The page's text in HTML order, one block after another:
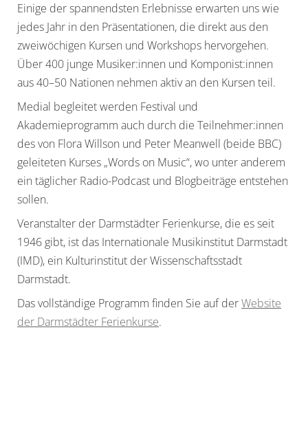
Einige der spannendsten Erlebnisse erwarten uns wie
jedes Jahr in den Präsentationen, die direkt aus den
zweiwöchigen Kursen und Workshops hervorgehen.
Über 400 junge Musiker:innen und Komponist:innen
aus 40–50 Nationen nehmen aktiv an den Kursen teil.
Medial begleitet werden Festival und
Akademieprogramm auch durch die Teilnehmer:innen
des von Flora Willson und Peter Meanwell (beide BBC)
geleiteten Kurses „Words on Music“, wo unter anderem
ein täglicher Radio-Podcast und Blogbeiträge entstehen
sollen.
Veranstalter der Darmstädter Ferienkurse, die es seit
1946 gibt, ist das Internationale Musikinstitut Darmstadt
(IMD), ein Kulturinstitut der Wissenschaftsstadt
Darmstadt.
Das vollständige Programm finden Sie auf derWebsite
der Darmstädter Ferienkurse.